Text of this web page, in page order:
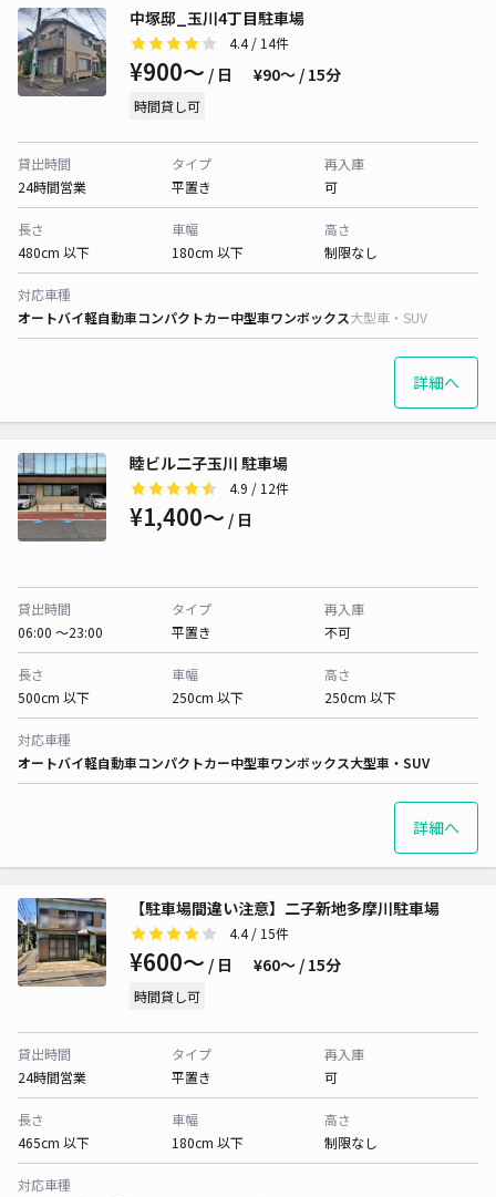
中塚邸_玉川4丁目駐車場
4.4/ 14件
¥900〜 / 日 ¥90〜 / 15分
時間貸し可
貸出時間
24時間営業
タイプ
平置き
再入庫
可
長さ
480cm 以下
車幅
180cm 以下
高さ
制限なし
対応車種
オートバイ軽自動車コンパクトカー中型車ワンボックス大型車・SUV
詳細へ
睦ビル二子玉川 駐車場
4.9 / 12件
¥1,400〜 / 日
貸出時間
06:00 〜23:00
タイプ
平置き
再入庫
不可
長さ
500cm 以下
車幅
250cm 以下
高さ
250cm 以下
対応車種
オートバイ軽自動車コンパクトカー中型車ワンボックス大型車・SUV
詳細へ
【駐車場間違い注意】二子新地多摩川駐車場
4.4/ 15件
¥600〜 / 日 ¥60〜 / 15分
時間貸し可
貸出時間
24時間営業
タイプ
平置き
再入庫
可
長さ
465cm 以下
車幅
180cm 以下
高さ
制限なし
対応車種